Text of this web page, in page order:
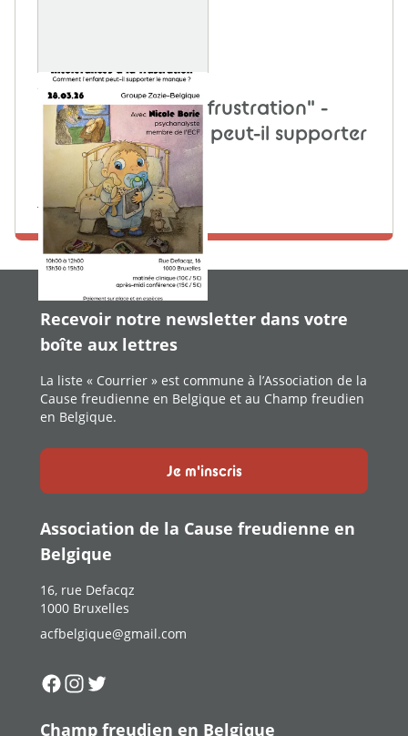
"Intolérances à la frustration" -
Comment l'enfant peut-il supporter
le manque ?
28 MARS 2026
Local de l'ACF
En savoir plus
Recevoir notre newsletter dans votre
boîte aux lettres
La liste « Courrier » est commune à l’Association de la
Cause freudienne en Belgique et au Champ freudien
en Belgique.
Je m'inscris
Association de la Cause freudienne en
Belgique
16, rue Defacqz
1000 Bruxelles
acfbelgique@gmail.com
Suivez-nous sur
Suivez-nous sur
Suivez-nous sur
Champ freudien en Belgique